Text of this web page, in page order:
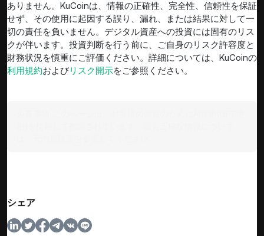
ありません。KuCoinは、情報の正確性、完全性、信頼性を保証
せず、その使用に起因する誤り、漏れ、または結果に対して一
切の責任を負いません。デジタル資産への投資には固有のリス
クが伴います。投資判断を行う前に、ご自身のリスク許容度と
財務状況を慎重にご評価ください。詳細については、KuCoinの
利用規約およびリスク開示をご参照ください。
シェア